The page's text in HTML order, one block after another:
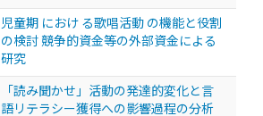
児童期 におけ る歌唱活動 の機能と役割
の検討 競争的資金等の外部資金による
研究
「読み聞かせ」活動の発達的変化と言
語リテラシー獲得への影響過程の分析